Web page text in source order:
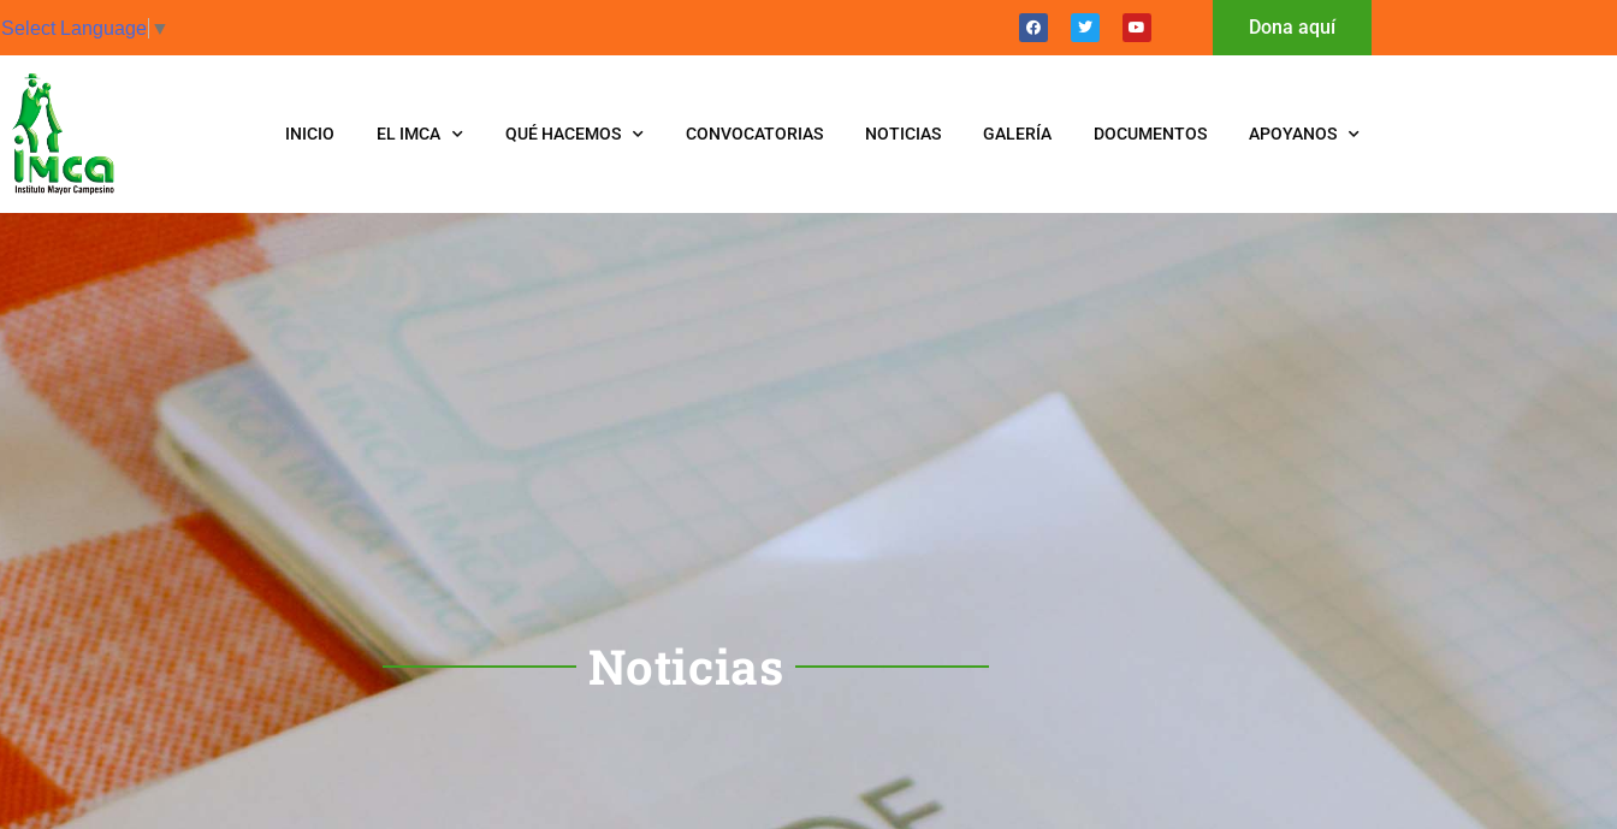
Select Language ▼ Dona aquí
INICIO EL IMCA QUÉ HACEMOS CONVOCATORIAS NOTICIAS GALERÍA DOCUMENTOS APOYANOS
Noticias